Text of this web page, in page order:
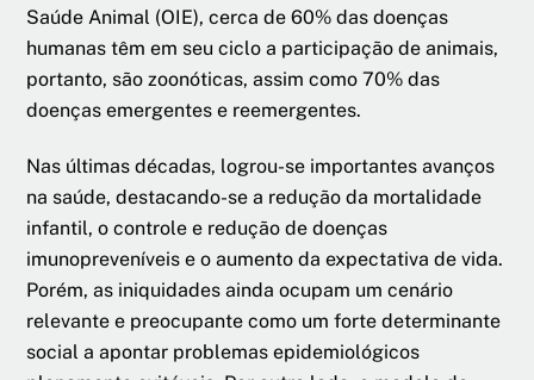
Saúde Animal (OIE), cerca de 60% das doenças
humanas têm em seu ciclo a participação de animais,
portanto, são zoonóticas, assim como 70% das
doenças emergentes e reemergentes.
Nas últimas décadas, logrou-se importantes avanços
na saúde, destacando-se a redução da mortalidade
infantil, o controle e redução de doenças
imunopreveníveis e o aumento da expectativa de vida.
Porém, as iniquidades ainda ocupam um cenário
relevante e preocupante como um forte determinante
social a apontar problemas epidemiológicos